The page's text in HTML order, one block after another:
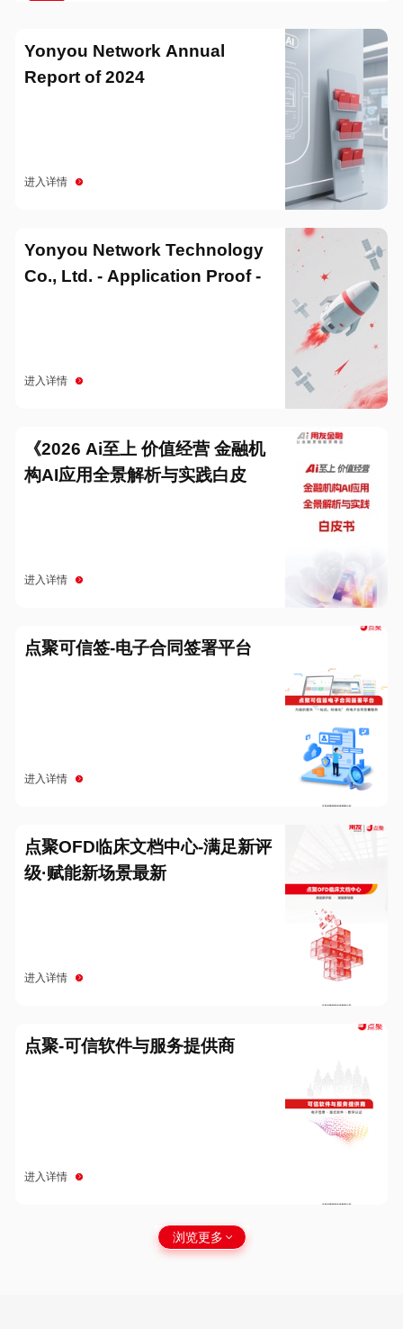
Yonyou Network Annual
Report of 2024
进入详情
Yonyou Network Technology
Co., Ltd. - Application Proof -
进入详情
《2026 Ai至上 价值经营 金融机
构AI应用全景解析与实践白皮
进入详情
点聚可信签-电子合同签署平台
进入详情
点聚OFD临床文档中心-满足新评
级·赋能新场景最新
进入详情
点聚-可信软件与服务提供商
进入详情
浏览更多